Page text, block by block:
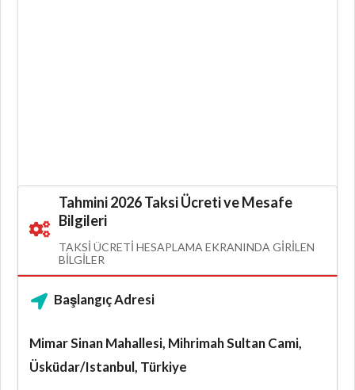
Tahmini 2026 Taksi Ücreti ve Mesafe
Bilgileri
TAKSI ÜCRETI HESAPLAMA EKRANINDA GIRILEN
BILGILER
Başlangıç Adresi
Mimar Sinan Mahallesi, Mihrimah Sultan Cami,
Üsküdar/Istanbul, Türkiye